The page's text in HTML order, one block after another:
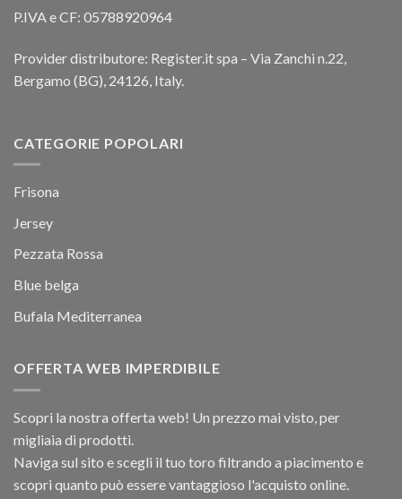
P.IVA e CF: 05788920964
Provider distributore: Register.it spa – Via Zanchi n.22,
Bergamo (BG), 24126, Italy.
CATEGORIE POPOLARI
Frisona
Jersey
Pezzata Rossa
Blue belga
Bufala Mediterranea
OFFERTA WEB IMPERDIBILE
Scopri la nostra offerta web! Un prezzo mai visto, per
migliaia di prodotti.
Naviga sul sito e scegli il tuo toro filtrando a piacimento e
scopri quanto può essere vantaggioso l'acquisto online.